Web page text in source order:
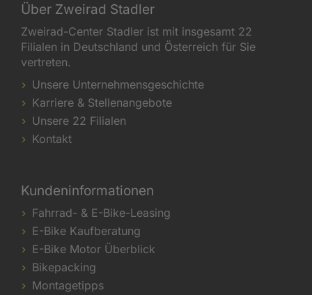
Über Zweirad Stadler
Zweirad-Center Stadler ist mit insgesamt 22
Filialen in Deutschland und Österreich für Sie
vertreten.
Unsere Unternehmensgeschichte
Karriere & Stellenangebote
Unsere 22 Filialen
Kontakt
Kundeninformationen
Fahrrad- & E-Bike-Leasing
E-Bike Kaufberatung
E-Bike Motor Überblick
Bikepacking
Montagetipps